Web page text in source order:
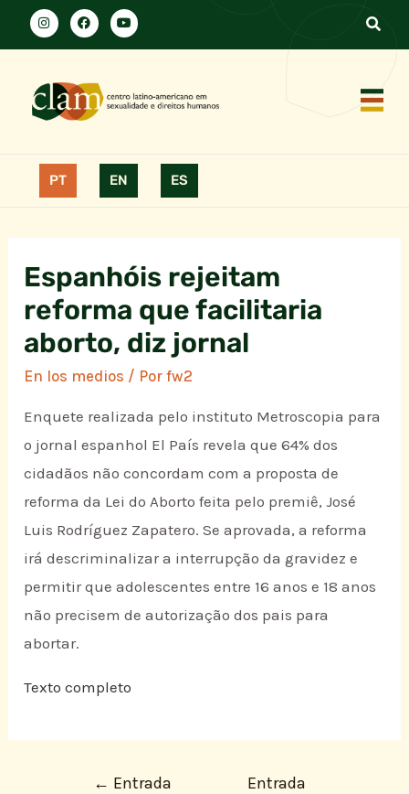
PT EN ES
Espanhóis rejeitam
reforma que facilitaria
aborto, diz jornal
En los medios / Porfw2
Enquete realizada pelo instituto Metroscopia para
o jornal espanhol El País revela que 64% dos
cidadãos não concordam com a proposta de
reforma da Lei do Aborto feita pelo premiê, José
Luis Rodríguez Zapatero. Se aprovada, a reforma
irá descriminalizar a interrupção da gravidez e
permitir que adolescentes entre 16 anos e 18 anos
não precisem de autorização dos pais para
abortar.
Texto completo
← Entrada
Entrada